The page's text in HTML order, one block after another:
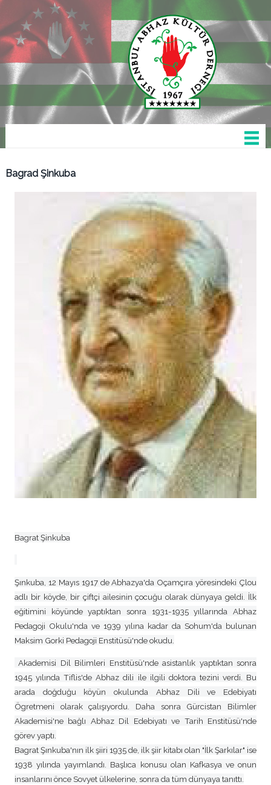
Bagrad Şinkuba
Bagrat Şinkuba
Şınkuba, 12 Mayıs 1917 de Abhazya'da Oçamçıra yöresindeki Çlou
adlı bir köyde, bir çiftçi ailesinin çocuğu olarak dünyaya geldi. İlk
eğitimini köyünde yaptıktan sonra 1931-1935 yıllarında Abhaz
Pedagoji Okulu'nda ve 1939 yılına kadar da Sohum'da bulunan
Maksim Gorki Pedagoji Enstitüsü'nde okudu.
Akademisi Dil Bilimleri Enstitüsü'nde asistanlık yaptıktan sonra
1945 yılında Tiflis'de Abhaz dili ile ilgili doktora tezini verdi. Bu
arada doğduğu köyün okulunda Abhaz Dili ve Edebiyatı
Ögretmeni olarak çalışıyordu. Daha sonra Gürcistan Bilimler
Akademisi'ne bağlı Abhaz Dil Edebiyatı ve Tarih Enstitüsü'nde
görev yaptı.
Bagrat Şınkuba'nın ilk şiiri 1935 de, ilk şiir kitabı olan "İlk Şarkılar" ise
1938 yılında yayımlandı. Başlıca konusu olan Kafkasya ve onun
insanlarını önce Sovyet ülkelerine, sonra da tüm dünyaya tanıttı.